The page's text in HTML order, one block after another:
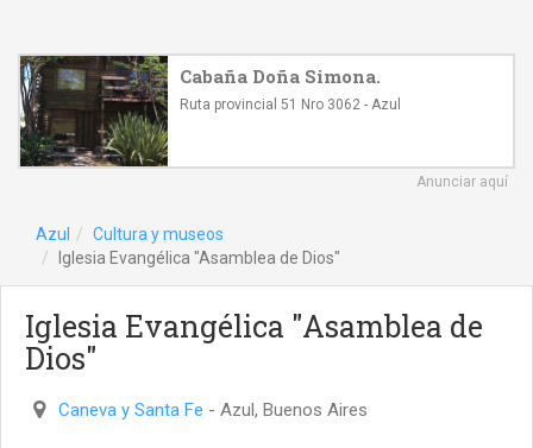
Cabaña Doña Simona.
Ruta provincial 51 Nro 3062 - Azul
Anunciar aquí
Azul
Cultura y museos
Iglesia Evangélica "Asamblea de Dios"
Iglesia Evangélica "Asamblea de
Dios"
Caneva y Santa Fe - Azul, Buenos Aires